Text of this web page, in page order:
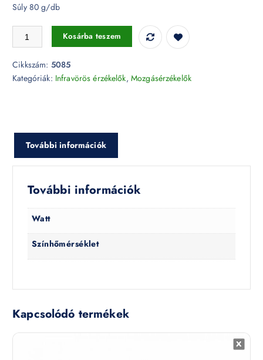
Súly 80 g/db
Beépíthető infravörös rövid távú nyitásérzékelő IP20 MAX 500W-
Kosárba teszem
Cikkszám: 5085
Kategóriák: Infravörös érzékelők, Mozgásérzékelők
További információk
További információk
Watt
Színhőmérséklet
Kapcsolódó termékek